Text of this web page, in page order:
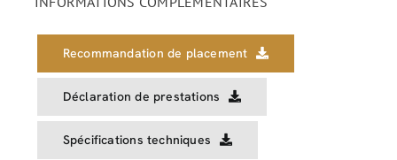
Recommandation de placement
Déclaration de prestations
Spécifications techniques